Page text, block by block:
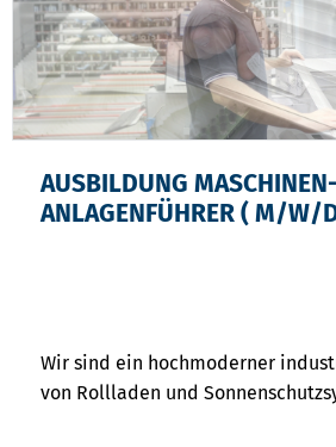
AUSBILDUNG
ANLAGENFÜHRER ( M/W/
Wir sind ein hochmoderner
von Rollladen und